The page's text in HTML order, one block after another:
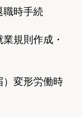
職時手続
規則作成・
）変形労働時